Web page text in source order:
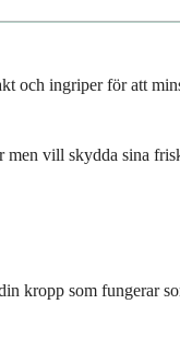
och ingriper för att
vill skydda sina
kropp som fungerar